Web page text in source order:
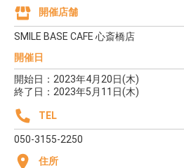
開催店舗
SMILE BASE CAFE 心斎橋店
開催日
開始日：2023年4月20日(木)
終了日：2023年5月11日(木)
TEL
050-3155-2250
住所